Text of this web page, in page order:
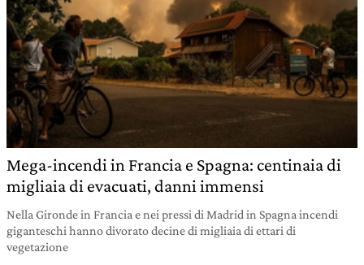
Mega-incendi in Francia e Spagna: centinaia di
migliaia di evacuati, danni immensi
Nella Gironde in Francia e nei pressi di Madrid in Spagna incendi
giganteschi hanno divorato decine di migliaia di ettari di
vegetazione